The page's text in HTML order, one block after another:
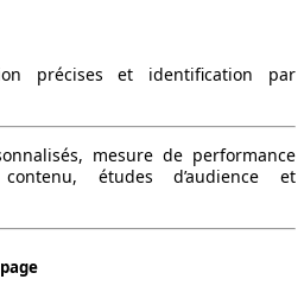
précises et identification par
mesure de performance
études d’audience et